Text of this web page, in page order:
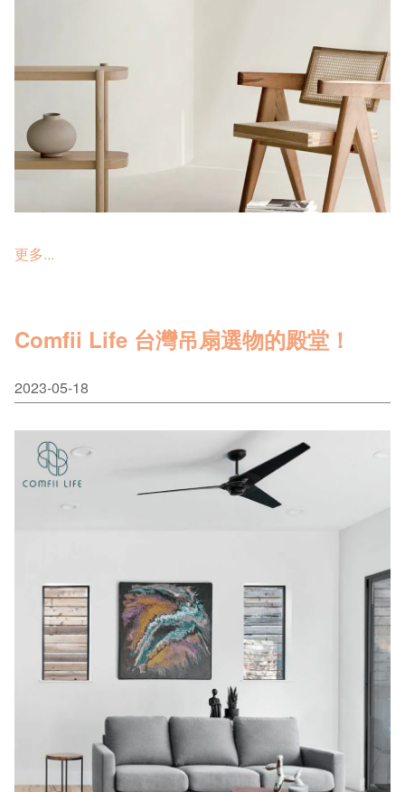
更多...
Comfii Life 台灣吊扇選物的殿堂！
2023-05-18